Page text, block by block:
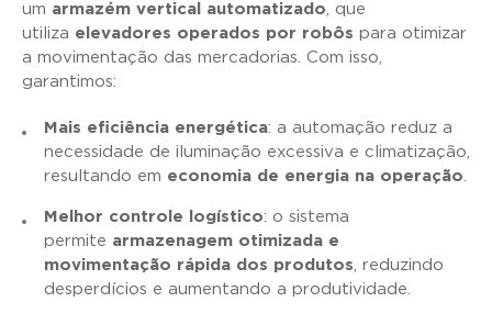
um armazém vertical automatizado , que
utiliza elevadores operados por robôs para otimizar
a movimentação das mercadorias. Com isso,
garantimos:
Mais eficiência energética: a automação reduz a
necessidade de iluminação excessiva e climatização,
resultando em economia de energia na operação
Melhor controle logístico: o sistema
permite armazenagem otimizada e
movimentação rápida dos produtos , reduzindo
desperdícios e aumentando a produtividade.